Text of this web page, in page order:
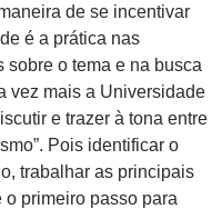
de se incentivar
é a prática nas
o tema e na busca
vez mais a Universidade
e trazer à tona entre
Pois identificar o
trabalhar as principais
primeiro passo para